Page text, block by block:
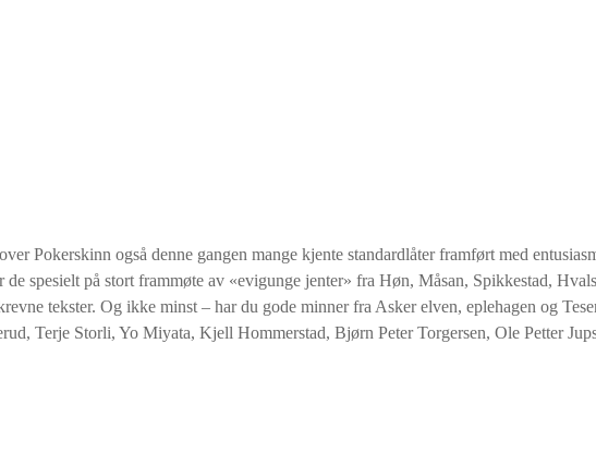
Pokerskinn også denne gangen mange kjente standardlåter framført med
spesielt på stort frammøte av «evigunge jenter» fra Høn, Måsan, Spikkestad,
tekster. Og ikke minst – har du gode minner fra Asker elven, eplehagen og
Terje Storli, Yo Miyata, Kjell Hommerstad, Bjørn Peter Torgersen, Ole Petter